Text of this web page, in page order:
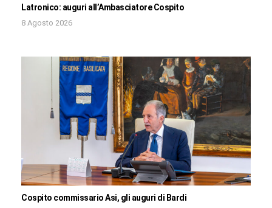
Latronico: auguri all’Ambasciatore Cospito
8 Agosto 2026
Cospito commissario Asi, gli auguri di Bardi